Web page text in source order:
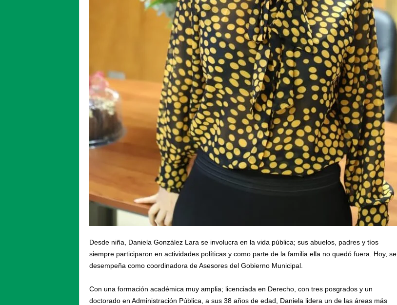
Desde niña, Daniela González Lara se involucra en la vida pública; sus abuelos, padres y tíos
siempre participaron en actividades políticas y como parte de la familia ella no quedó fuera. Hoy, se
desempeña como coordinadora de Asesores del Gobierno Municipal.
Con una formación académica muy amplia; licenciada en Derecho, con tres posgrados y un
doctorado en Administración Pública, a sus 38 años de edad, Daniela lidera un de las áreas más